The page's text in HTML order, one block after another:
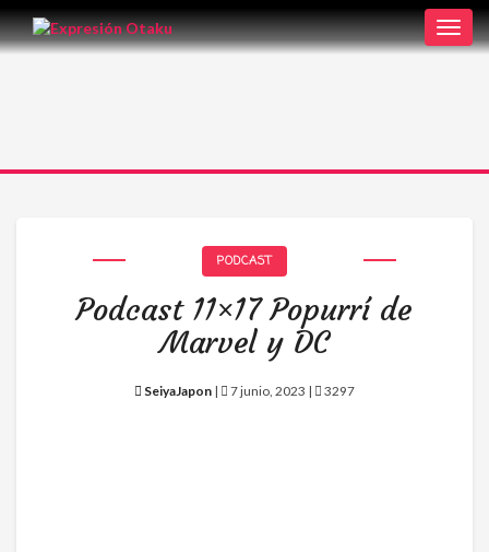
PODCAST
Podcast 11×17 Popurrí de
Marvel y DC
SeiyaJapon | 7 junio, 2023 | 3297